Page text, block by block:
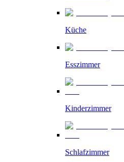
Küche
Esszimmer
Kinderzimmer
Schlafzimmer